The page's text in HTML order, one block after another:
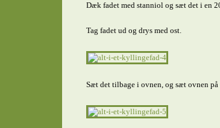
Dæk fadet med stanniol og sæt det i en
Tag fadet ud og drys med ost.
Sæt det tilbage i ovnen, og sæt ovnen